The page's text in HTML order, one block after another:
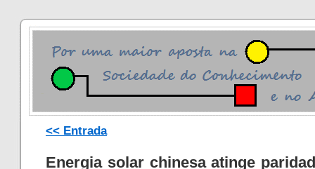
<< Entrada
Energia solar chinesa atinge